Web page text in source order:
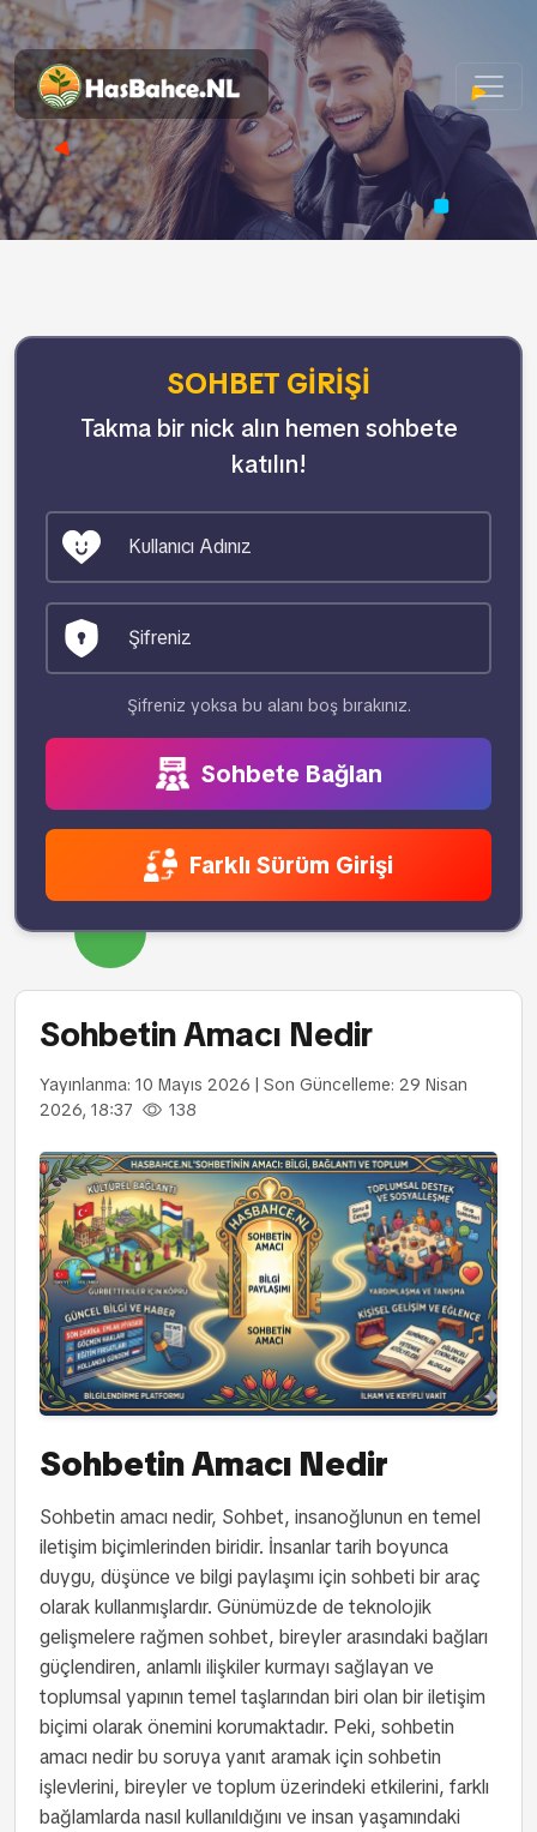
SOHBET GIRIŞI
Takma bir nick alın hemen sohbete
katılın!
Şifreniz yoksa bu alanı boş bırakınız.
Sohbete Bağlan
Farklı Sürüm Girişi
Sohbetin Amacı Nedir
Yayınlanma: 10 Mayıs 2026 | Son Güncelleme: 29 Nisan
2026, 18:37
138
Sohbetin Amacı Nedir
Sohbetin amacı nedir, Sohbet, insanoğlunun en temel
iletişim biçimlerinden biridir. İnsanlar tarih boyunca
duygu, düşünce ve bilgi paylaşımı için sohbeti bir araç
olarak kullanmışlardır. Günümüzde de teknolojik
gelişmelere rağmen sohbet, bireyler arasındaki bağları
güçlendiren, anlamlı ilişkiler kurmayı sağlayan ve
toplumsal yapının temel taşlarından biri olan bir iletişim
biçimi olarak önemini korumaktadır. Peki, sohbetin
amacı nedir bu soruya yanıt aramak için sohbetin
işlevlerini, bireyler ve toplum üzerindeki etkilerini, farklı
bağlamlarda nasıl kullanıldığını ve insan yaşamındaki